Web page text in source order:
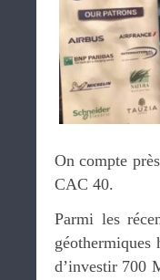
On compte
CAC 40.
Parmi les
d’investir 700